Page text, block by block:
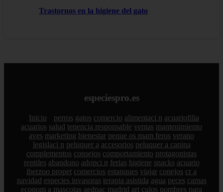
Trastornos en la higiene del gato
especiespro.es
Inicio perros gatos comercio alimentaci n acuariofilia
acuarios salud tenencia responsable ventas mantenimiento
aves marketing bienestar peque os mam feros verano
legislaci n peluquer a accesorios peluquer a canina
complementos consejos comportamiento protagonistas
reptiles abandono adopci n ferias higiene snacks acuario
iberzoo propet comercios estanques viajar conejos cr a
navidad especies invasoras terapia asistida agua peces camas
econom a mascotas aedpac madrid art culos nombres para